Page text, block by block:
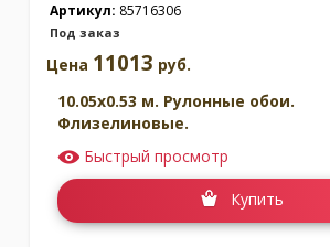
Артикул: 85716306
Под заказ
Цена 11013 руб.
10.05x0.53 м. Рулонные обои.
Флизелиновые.
Быстрый просмотр
Купить